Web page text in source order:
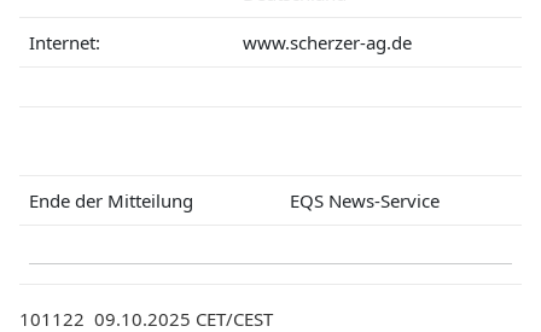
Internet: www.scherzer-ag.de
Ende der Mitteilung EQS News-Service
101122 09.10.2025 CET/CEST